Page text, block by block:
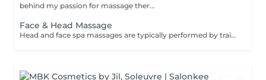
behind my passion for massage ther...
Face & Head Massage
Head and face spa massages are typically performed by trained professionals in spa or wellness centers, providing a range of benefits including deep stress relief, a refreshed and revitalized feeling, eased muscle tightness, and enhanced skin health.